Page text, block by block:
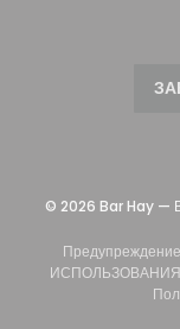
© 2026 Bar Hay —
Предупреждение
ИСПОЛЬЗОВАНИЯ